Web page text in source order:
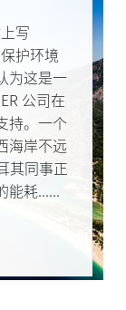
写
护环境
为这是一
公司在
持。一个
海岸不远
其同事正
能耗......